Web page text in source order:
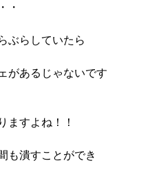
・
ぶらしていたら
があるじゃないです
ますよね！！
も潰すことができ